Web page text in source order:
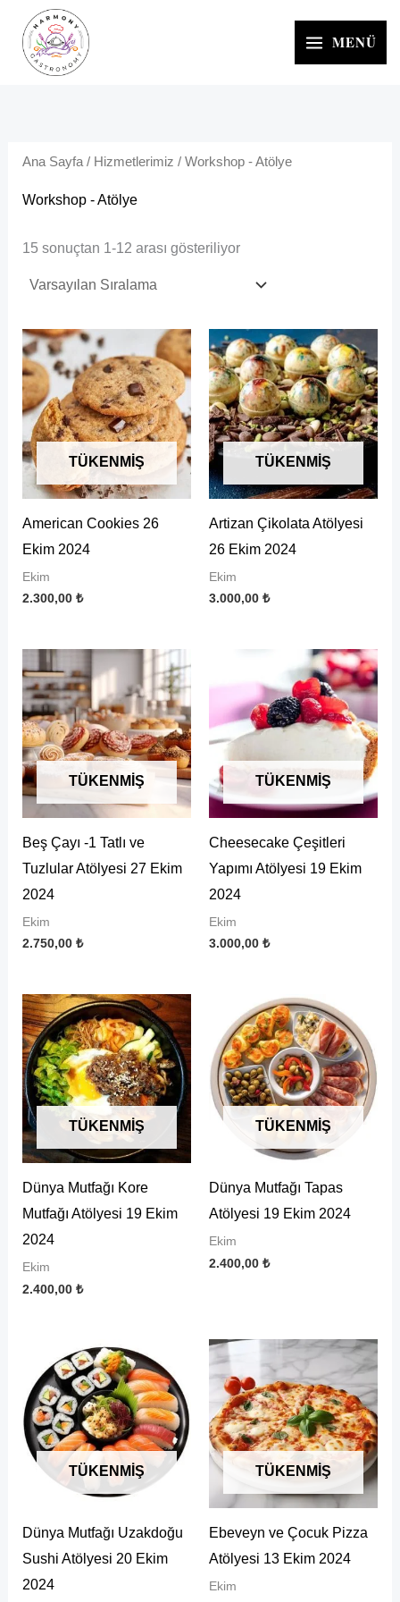
İçeriğe
MENÜ
Ana Sayfa/ Hizmetlerimiz / Workshop - Atölye
Workshop - Atölye
15 sonuçtan 1-12 arası gösteriliyor
TÜKENMIŞ
American Cookies 26
Ekim 2024
Ekim
2.300,00 ₺
TÜKENMIŞ
Artizan Çikolata Atölyesi
26 Ekim 2024
Ekim
3.000,00 ₺
TÜKENMIŞ
Beş Çayı -1 Tatlı ve
Tuzlular Atölyesi 27 Ekim
2024
Ekim
2.750,00 ₺
TÜKENMIŞ
Cheesecake Çeşitleri
Yapımı Atölyesi 19 Ekim
2024
Ekim
3.000,00 ₺
TÜKENMIŞ
Dünya Mutfağı Kore
Mutfağı Atölyesi 19 Ekim
2024
Ekim
2.400,00 ₺
TÜKENMIŞ
Dünya Mutfağı Tapas
Atölyesi 19 Ekim 2024
Ekim
2.400,00 ₺
TÜKENMIŞ
Dünya Mutfağı Uzakdoğu
Sushi Atölyesi 20 Ekim
2024
TÜKENMIŞ
Ebeveyn ve Çocuk Pizza
Atölyesi 13 Ekim 2024
Ekim